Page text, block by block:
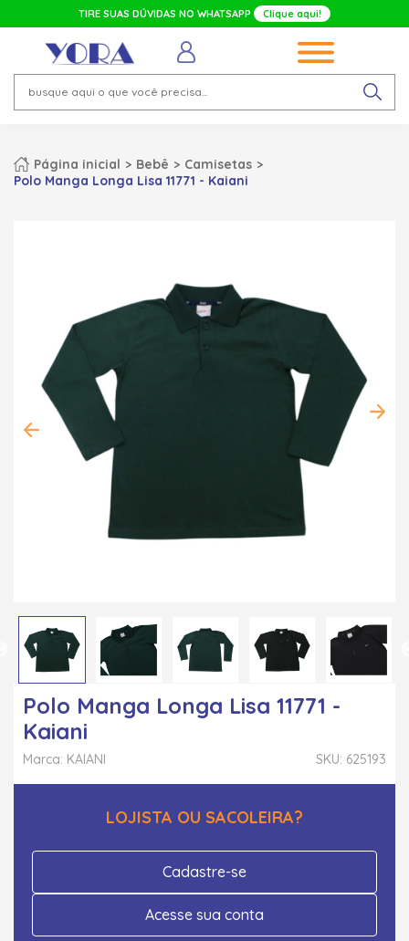
TIRE SUAS DÚVIDAS NO WHATSAPP Clique aqui!
Página inicial Bebê
Camisetas
Polo Manga Longa Lisa 11771 - Kaiani
Polo Manga Longa Lisa 11771 -
Kaiani
SKU: 625193
Marca: KAIANI
LOJISTA OU SACOLEIRA?
Cadastre-se
Acesse sua conta